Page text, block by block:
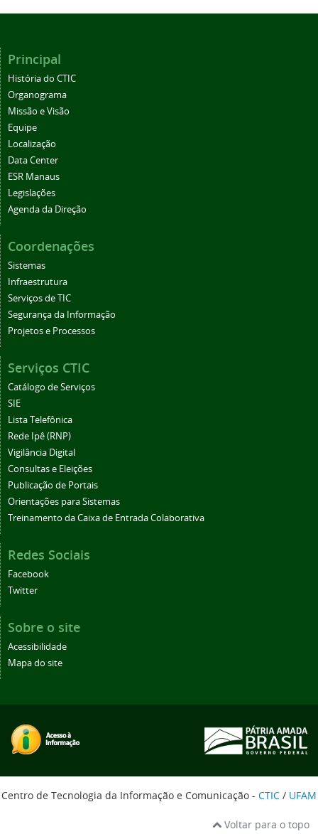
Principal
História do CTIC
Organograma
Missão e Visão
Equipe
Localização
Data Center
ESR Manaus
Legislações
Agenda da Direção
Coordenações
Sistemas
Infraestrutura
Serviços de TIC
Segurança da Informação
Projetos e Processos
Serviços CTIC
Catálogo de Serviços
SIE
Lista Telefônica
Rede Ipê (RNP)
Vigilância Digital
Consultas e Eleições
Publicação de Portais
Orientações para Sistemas
Treinamento da Caixa de Entrada Colaborativa
Redes Sociais
Facebook
Twitter
Sobre o site
Acessibilidade
Mapa do site
Centro de Tecnologia da Informação e Comunicação - CTIC / UFAM
Voltar para o topo